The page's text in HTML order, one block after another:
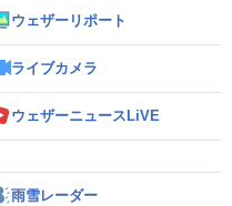
ウェザーリポート
ライブカメラ
ウェザーニュースLiVE
雨雪レーダー